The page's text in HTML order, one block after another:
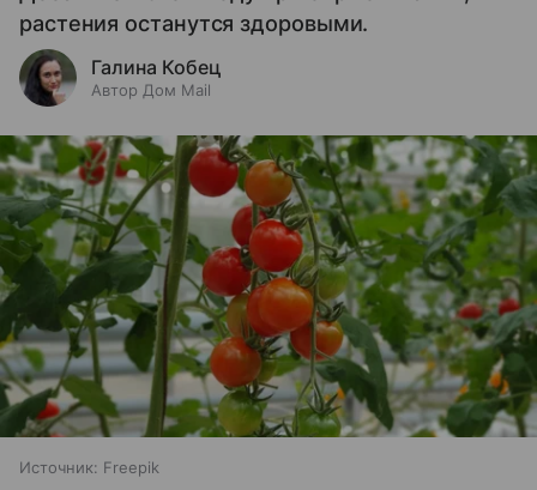
растения останутся здоровыми.
Галина Кобец
Автор Дом Mail
Источник: Freepik